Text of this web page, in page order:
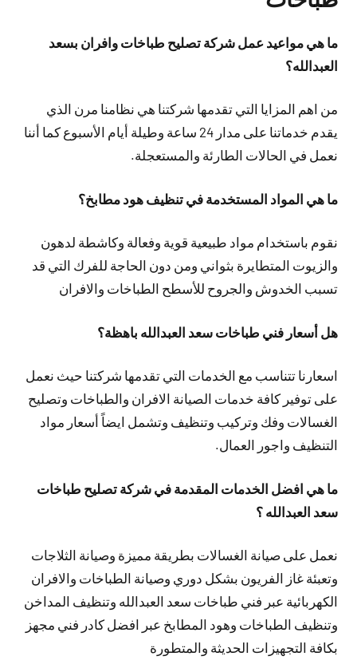
ما هي مواعيد عمل شركة تصليح طباخات وافران بسعد
العبدالله؟
من اهم المزايا التي تقدمها شركتنا هي نظامنا مرن الذي
يقدم خدماتنا على مدار 24 ساعة وطيلة أيام الأسبوع كما أننا
نعمل في الحالات الطارئة والمستعجلة.
ما هي المواد المستخدمة في تنظيف هود مطابخ؟
نقوم باستخدام مواد طبيعية قوية وفعالة وكاشطة لدهون
والزيوت المتطايرة بثواني ومن دون الحاجة للفرك التي قد
تسبب الخدوش والجروح للأسطح الطباخات والافران
هل أسعار فني طباخات سعد العبدالله باهظة؟
اسعارنا تتناسب مع الخدمات التي تقدمها شركتنا حيث نعمل
على توفير كافة خدمات الصيانة الافران والطباخات وتصليح
الغسالات وفك وتركيب وتنظيف وتشمل ايضاً أسعار مواد
التنظيف واجور العمال.
ما هي افضل الخدمات المقدمة في شركة تصليح طباخات
سعد العبدالله ؟
نعمل على صيانة الغسالات بطريقة مميزة وصيانة الثلاجات
وتعبئة غاز الفريون بشكل دوري وصيانة الطباخات والافران
الكهربائية عبر فني طباخات سعد العبدالله وتنظيف المداخن
وتنظيف الطباخات وهود المطابخ عبر افضل كادر فني مجهز
بكافة التجهيزات الحديثة والمتطورة